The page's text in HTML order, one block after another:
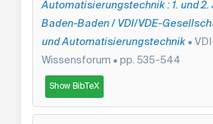
Automatisierungstechnik : 1. und 2.
Baden-Baden / VDI/VDE-
und Automatisierungstechnik •
Wissensforum • pp. 535-544
Show BibTeX